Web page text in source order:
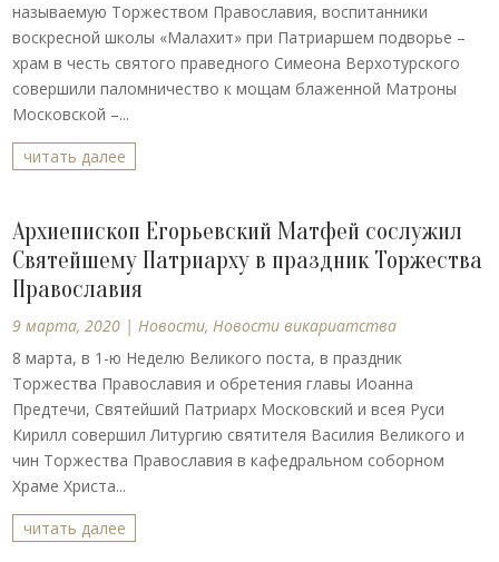
называемую Торжеством Православия, воспитанники
воскресной школы «Малахит» при Патриаршем подворье –
храм в честь святого праведного Симеона Верхотурского
совершили паломничество к мощам блаженной Матроны
Московской –...
читать далее
Архиепископ Егорьевский Матфей сослужил
Святейшему Патриарху в праздник Торжества
Православия
9 марта, 2020 |Новости,Новости викариатства
8 марта, в 1-ю Неделю Великого поста, в праздник
Торжества Православия и обретения главы Иоанна
Предтечи, Святейший Патриарх Московский и всея Руси
Кирилл совершил Литургию святителя Василия Великого и
чин Торжества Православия в кафедральном соборном
Храме Христа...
читать далее